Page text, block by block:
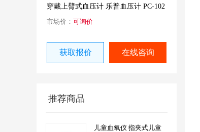
穿戴上臂式血压计 乐普血压计 PC-102
市场价： 可询价
获取报价 在线咨询
推荐商品
儿童血氧仪 指夹式儿童